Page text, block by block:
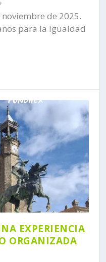
noviembre de 2025.
para la Igualdad
EXPERIENCIA
ORGANIZADA